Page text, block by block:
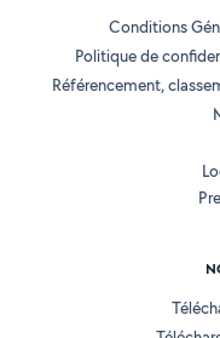
Conditions
Politique de
Référencement,